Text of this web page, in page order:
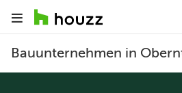
Bauunternehmen in